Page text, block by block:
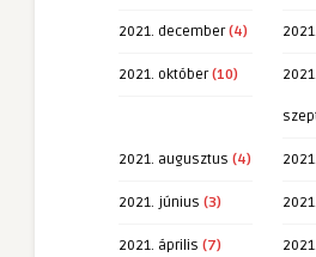
2021. december(4)
2021. október(10) 2021.
2021. augusztus (4)
2021. június (3)
2021. április (7)